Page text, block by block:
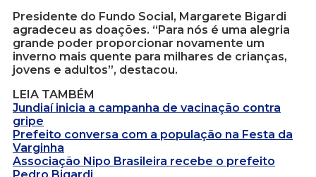
Presidente do Fundo Social, Margarete Bigardi
agradeceu as doações. “Para nós é uma alegria
grande poder proporcionar novamente um
inverno mais quente para milhares de crianças,
jovens e adultos”, destacou.
LEIA TAMBÉM
Jundiaí inicia a campanha de vacinação contra
gripe
Prefeito conversa com a população na Festa da
Varginha
Associação Nipo Brasileira recebe o prefeito